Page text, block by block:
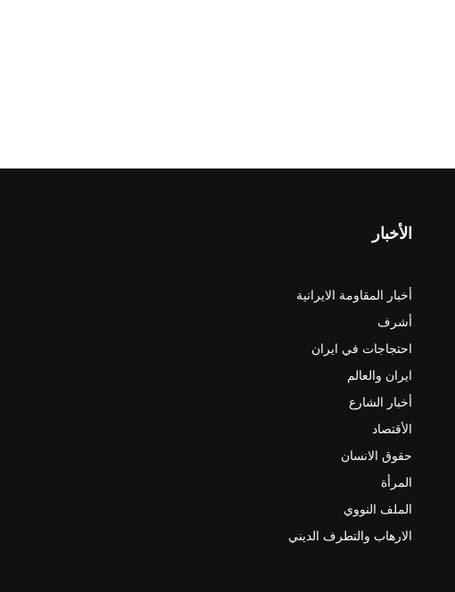
الأخبار
أخبار المقاومة الايرانية
أشرف
احتجاجات في ايران
ايران والعالم
أخبار الشارع
الأقتصاد
حقوق الانسان
المرأة
الملف النووي
الارهاب والتطرف الديني